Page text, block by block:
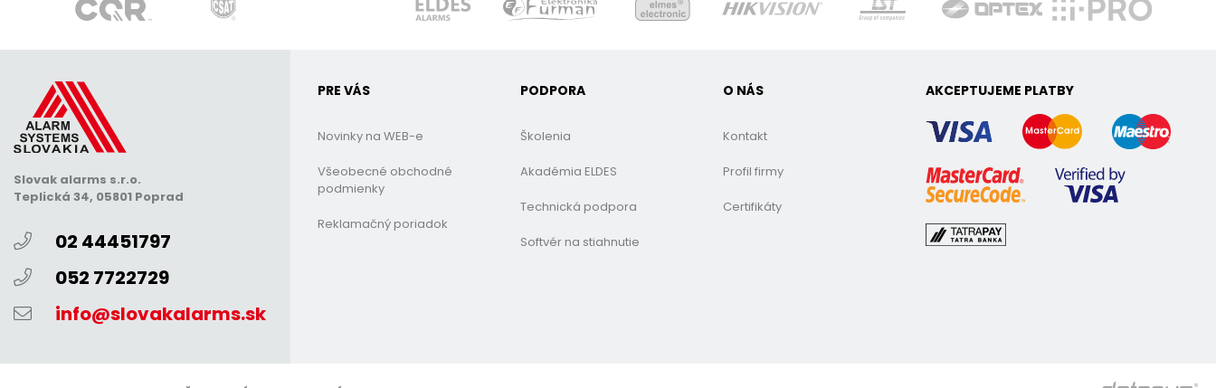
Slovak alarms s.r.o.
Teplická 34, 05801 Poprad
02 44451797
052 7722729
info@slovakalarms.sk
PRE VÁS
Novinky na WEB-e
Všeobecné obchodné
podmienky
Reklamačný poriadok
PODPORA
Školenia
Akadémia ELDES
Technická podpora
Softvér na stiahnutie
O NÁS
Kontakt
Profil firmy
Certifikáty
AKCEPTUJEME PLATBY